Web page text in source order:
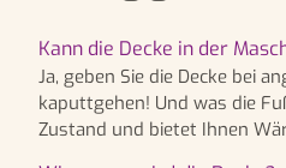
Kann die Decke in der
Ja, geben Sie die Decke bei
kaputtgehen! Und was die
Zustand und bietet Ihnen